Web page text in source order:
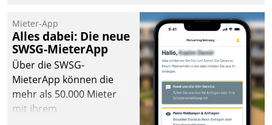
Mieter-App
Alles dabei: Die neue
SWSG-MieterApp
Über die SWSG-
MieterApp können die
mehr als 50.000 Mieter
mit ihrem